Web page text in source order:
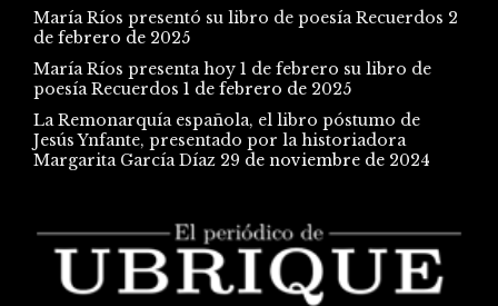
María Ríos presentó su libro de poesía Recuerdos 2
de febrero de 2025
María Ríos presenta hoy 1 de febrero su libro de
poesía Recuerdos 1 de febrero de 2025
La Remonarquía española, el libro póstumo de
Jesús Ynfante, presentado por la historiadora
Margarita García Díaz 29 de noviembre de 2024